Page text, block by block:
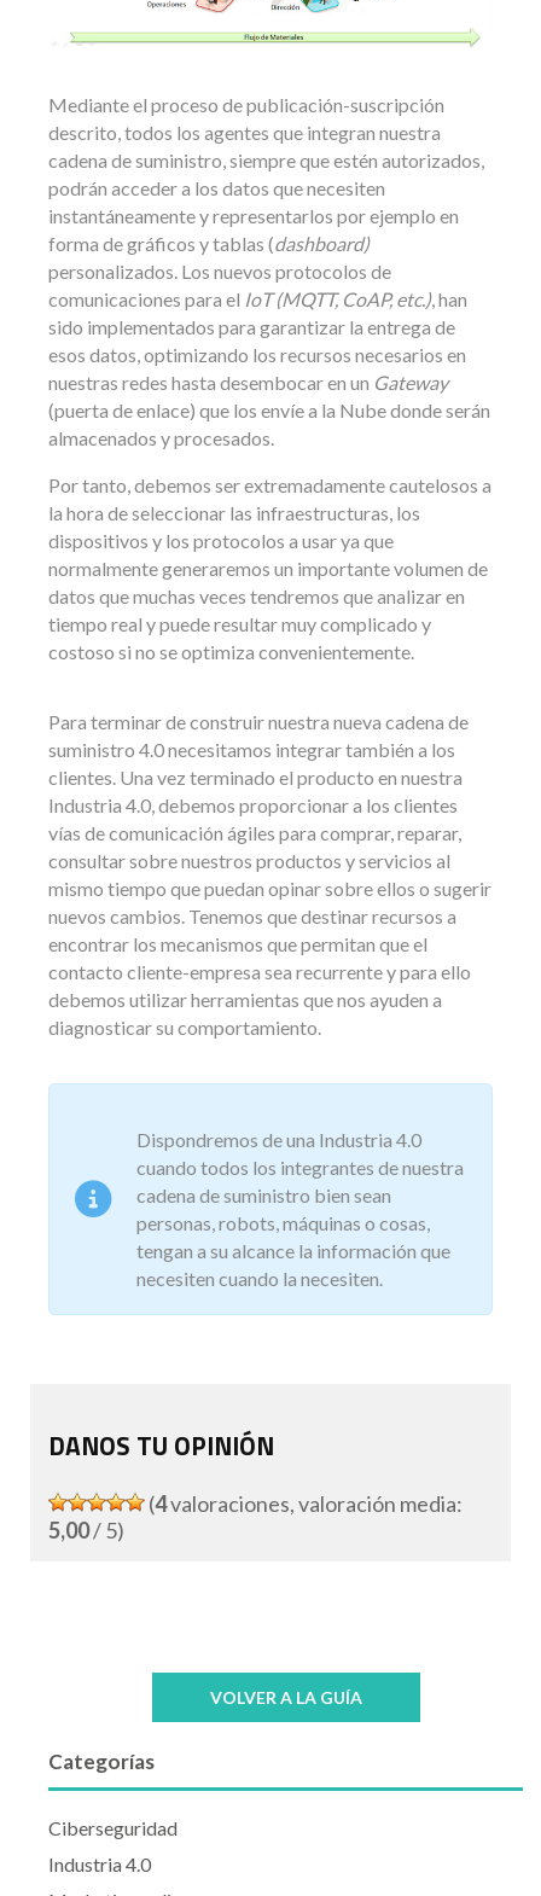
Mediante el proceso de publicación-suscripción
descrito, todos los agentes que integran nuestra
cadena de suministro, siempre que estén autorizados,
podrán acceder a los datos que necesiten
instantáneamente y representarlos por ejemplo en
forma de gráficos y tablas (dashboard)
personalizados. Los nuevos protocolos de
comunicaciones para el IoT (MQTT, CoAP, etc.), han
sido implementados para garantizar la entrega de
esos datos, optimizando los recursos necesarios en
nuestras redes hasta desembocar en un Gateway
(puerta de enlace) que los envíe a la Nube donde serán
almacenados y procesados.
Por tanto, debemos ser extremadamente cautelosos a
la hora de seleccionar las infraestructuras, los
dispositivos y los protocolos a usar ya que
normalmente generaremos un importante volumen de
datos que muchas veces tendremos que analizar en
tiempo real y puede resultar muy complicado y
costoso si no se optimiza convenientemente.
Para terminar de construir nuestra nueva cadena de
suministro 4.0 necesitamos integrar también a los
clientes. Una vez terminado el producto en nuestra
Industria 4.0, debemos proporcionar a los clientes
vías de comunicación ágiles para comprar, reparar,
consultar sobre nuestros productos y servicios al
mismo tiempo que puedan opinar sobre ellos o sugerir
nuevos cambios. Tenemos que destinar recursos a
encontrar los mecanismos que permitan que el
contacto cliente-empresa sea recurrente y para ello
debemos utilizar herramientas que nos ayuden a
diagnosticar su comportamiento.
Dispondremos de una Industria 4.0
cuando todos los integrantes de nuestra
cadena de suministro bien sean
personas, robots, máquinas o cosas,
tengan a su alcance la información que
necesiten cuando la necesiten.
DANOS TU OPINIÓN
(4valoraciones, valoración media:
5,00/ 5)
VOLVER A LA GUÍA
Categorías
Ciberseguridad
Industria 4.0